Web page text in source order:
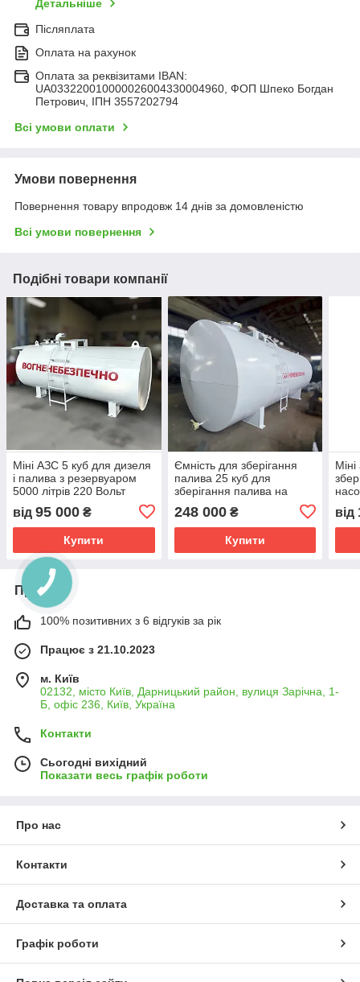
Детальніше
Післяплата
Оплата на рахунок
Оплата за реквізитами IBAN:
UA033220010000026004330004960, ФОП Шпеко Богдан
Петрович, ІПН 3557202794
Всі умови оплати
Умови повернення
Повернення товару впродовж 14 днів за домовленістю
Всі умови повернення
Подібні товари компанії
Міні АЗС 5 куб для дизеля
і палива з резервуаром
5000 літрів 220 Вольт
від 95 000 ₴
Купити
Ємність для зберігання
палива 25 куб для
зберігання палива на
248 000₴
Купити
від
Про нас
100% позитивних з 6 відгуків за рік
Працює з 21.10.2023
м. Київ
02132, місто Київ, Дарницький район, вулиця Зарічна, 1-
Б, офіс 236, Київ, Україна
Контакти
Сьогодні вихідний
Показати весь графік роботи
Про нас
Контакти
Доставка та оплата
Графік роботи